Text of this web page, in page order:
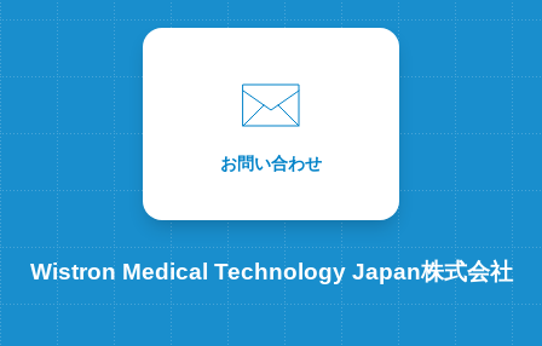
お問い合わせ
Wistron Medical Technology Japan株式会社